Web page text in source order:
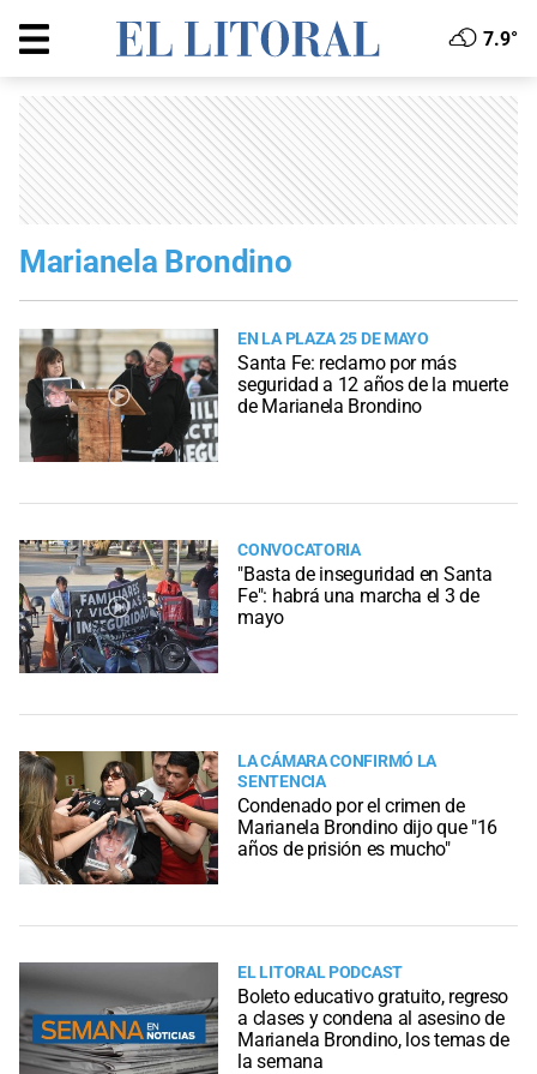
7.9°
Marianela Brondino
EN LA PLAZA 25 DE MAYO
Santa Fe: reclamo por más
seguridad a 12 años de la muerte
de Marianela Brondino
CONVOCATORIA
"Basta de inseguridad en Santa
Fe": habrá una marcha el 3 de
mayo
LA CÁMARA CONFIRMÓ LA
SENTENCIA
Condenado por el crimen de
Marianela Brondino dijo que "16
años de prisión es mucho"
EL LITORAL PODCAST
Boleto educativo gratuito, regreso
a clases y condena al asesino de
Marianela Brondino, los temas de
la semana